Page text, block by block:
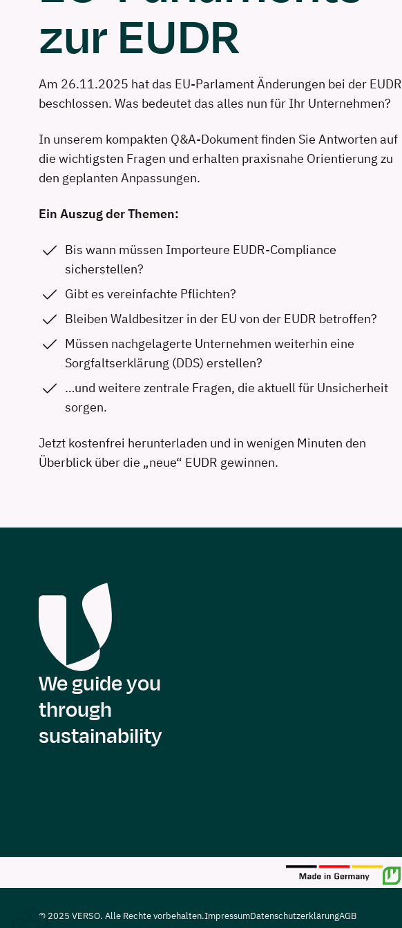
zur EUDR
Am 26.11.2025 hat das EU-Parlament Änderungen bei der EUDR
beschlossen. Was bedeutet das alles nun für Ihr Unternehmen?
In unserem kompakten Q&A-Dokument finden Sie Antworten auf
die wichtigsten Fragen und erhalten praxisnahe Orientierung zu
den geplanten Anpassungen.
Ein Auszug der Themen:
Bis wann müssen Importeure EUDR-Compliance
sicherstellen?
Gibt es vereinfachte Pflichten?
Bleiben Waldbesitzer in der EU von der EUDR betroffen?
Müssen nachgelagerte Unternehmen weiterhin eine
Sorgfaltserklärung (DDS) erstellen?
…und weitere zentrale Fragen, die aktuell für Unsicherheit
sorgen.
Jetzt kostenfrei herunterladen und in wenigen Minuten den
Überblick über die „neue“ EUDR gewinnen.
We guide you
through
sustainability
© 2025 VERSO. Alle Rechte vorbehalten.ImpressumDatenschutzerklärungAGB